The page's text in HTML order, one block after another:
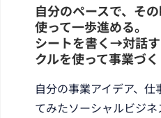
自分のペースで、そ
使って一歩進める。
シートを書く→対話
クルを使って事業づ
自分の事業アイデア、
てみたソーシャルビジ